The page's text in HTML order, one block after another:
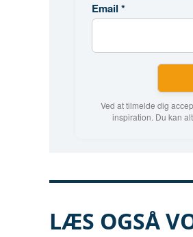
Email *
Ved at tilmelde dig
inspiration. Du kan
LÆS OGSÅ